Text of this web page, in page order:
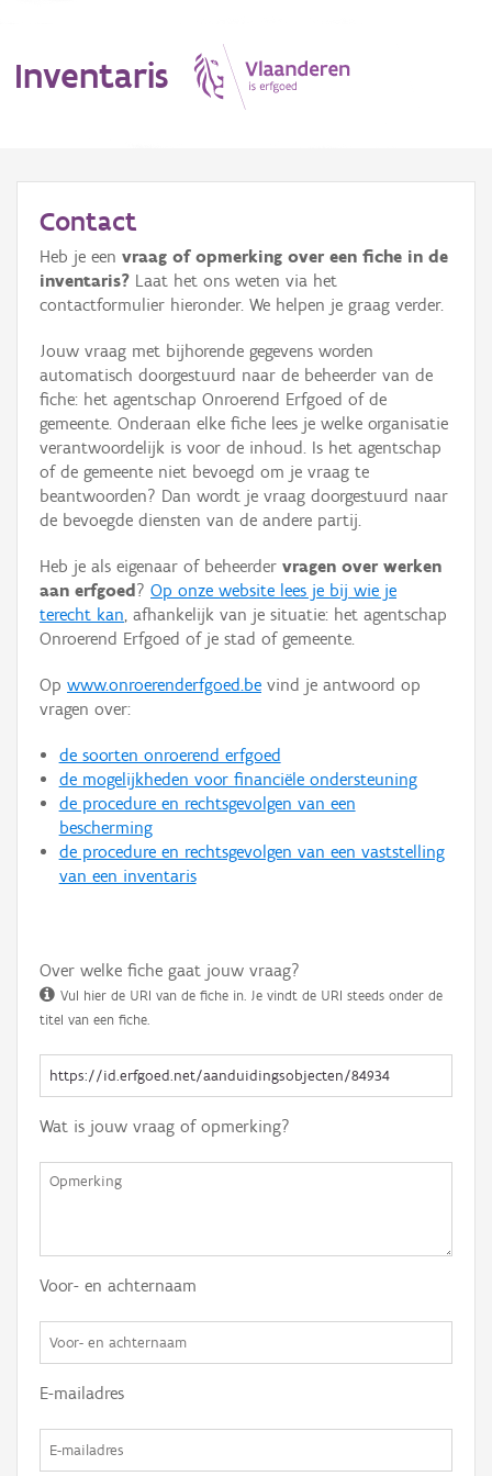
Inventaris
Erfgoedobject
Aanduidingsobject
Waarneming
Thema
Gebeurtenis
Persoon of collectief
Hergebruik
Aanmelden
Contact
Heb je een vraag of opmerking over een fiche in de
inventaris? Laat het ons weten via het
contactformulier hieronder. We helpen je graag verder.
Jouw vraag met bijhorende gegevens worden
automatisch doorgestuurd naar de beheerder van de
fiche: het agentschap Onroerend Erfgoed of de
gemeente. Onderaan elke fiche lees je welke organisatie
verantwoordelijk is voor de inhoud. Is het agentschap
of de gemeente niet bevoegd om je vraag te
beantwoorden? Dan wordt je vraag doorgestuurd naar
de bevoegde diensten van de andere partij.
Heb je als eigenaar of beheerder vragen over werken
aan erfgoed ? Op onze website lees je bij wie je
terecht kan, afhankelijk van je situatie: het agentschap
Onroerend Erfgoed of je stad of gemeente.
Op www.onroerenderfgoed.be vind je antwoord op
vragen over:
de soorten onroerend erfgoed
de mogelijkheden voor financiële ondersteuning
de procedure en rechtsgevolgen van een
bescherming
de procedure en rechtsgevolgen van een vaststelling
van een inventaris
Over welke fiche gaat jouw vraag?
Vul hier de URI van de fiche in. Je vindt de URI steeds onder de
titel van een fiche.
Wat is jouw vraag of opmerking?
Voor- en achternaam
E-mailadres